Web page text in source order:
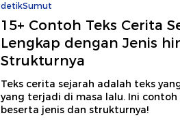
detikSumut
15+ Contoh Teks Cerita
Lengkap dengan Jenis
Strukturnya
Teks cerita sejarah adalah teks
yang terjadi di masa lalu. Ini
beserta jenis dan strukturnya!